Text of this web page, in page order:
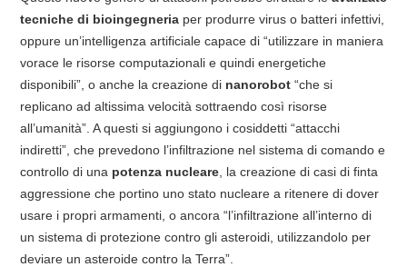
tecniche di bioingegneria per produrre virus o batteri infettivi,
oppure un’intelligenza artificiale capace di “utilizzare in maniera
vorace le risorse computazionali e quindi energetiche
disponibili”, o anche la creazione di nanorobot “che si
replicano ad altissima velocità sottraendo così risorse
all’umanità”. A questi si aggiungono i cosiddetti “attacchi
indiretti”, che prevedono l’infiltrazione nel sistema di comando e
controllo di una potenza nucleare , la creazione di casi di finta
aggressione che portino uno stato nucleare a ritenere di dover
usare i propri armamenti, o ancora “l’infiltrazione all’interno di
un sistema di protezione contro gli asteroidi, utilizzandolo per
deviare un asteroide contro la Terra”.